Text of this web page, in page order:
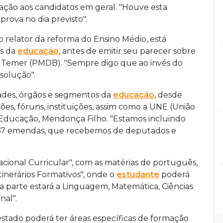
aos candidatos em geral. "Houve esta
no dia previsto".
da reforma do Ensino Médio, está
da educação, antes de emitir seu parecer sobre
(PMDB). "Sempre digo que ao invés do
órgãos e segmentos da educação, desde
fóruns, instituições, assim como a UNE (União
Mendonça Filho. "Estamos incluindo
emendas, que recebemos de deputados e
Curricular", com as matérias de português,
Formativos", onde o estudante poderá
estará a Linguagem, Matemática, Ciências
poderá ter áreas específicas de formação